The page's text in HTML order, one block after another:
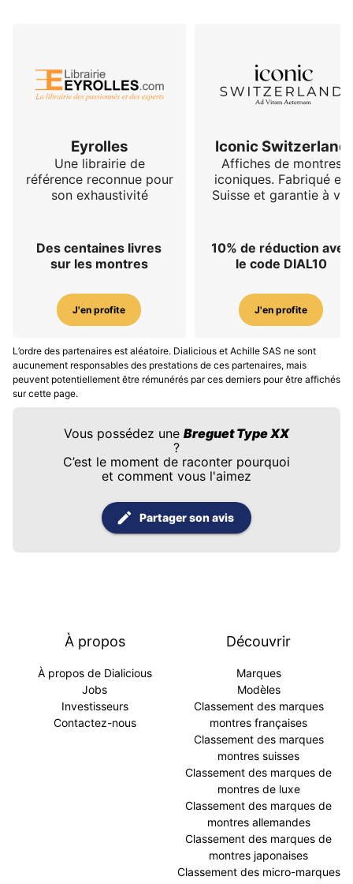
Eyrolles
Une librairie de
référence reconnue pour
son exhaustivité
Des centaines livres
sur les montres
J'en profite
Iconic Switzerland
Affiches de montres
iconiques. Fabriqué en
Suisse et garantie à vie
10% de réduction avec
le code DIAL10
J'en profite
L’ordre des partenaires est aléatoire. Dialicious et Achille SAS ne sont
aucunement responsables des prestations de ces partenaires, mais
peuvent potentiellement être rémunérés par ces derniers pour être affichés
sur cette page.
Vous possédez une Breguet Type XX
?
C’est le moment de raconter pourquoi
et comment vous l'aimez
Partager son avis
À propos
À propos de Dialicious
Jobs
Investisseurs
Contactez-nous
Découvrir
Marques
Modèles
Classement des marques
montres françaises
Classement des marques
montres suisses
Classement des marques de
montres de luxe
Classement des marques de
montres allemandes
Classement des marques de
montres japonaises
Classement des micro-marques